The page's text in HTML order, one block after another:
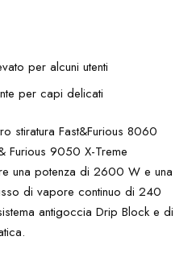
per alcuni utenti
per capi delicati
stiratura Fast&Furious 8060
Furious 9050 X-Treme
una potenza di 2600 W e una
di vapore continuo di 240
antigoccia Drip Block e di